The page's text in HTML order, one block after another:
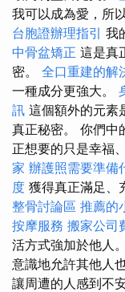
我可以成為愛，所
台胞證辦理指引 我
中骨盆矯正 這是真
密。 全口重建的解
一種成分更強大。
訊 這個額外的元素
真正秘密。 你們中
正想要的只是幸福
家 辦護照需要準備
度 獲得真正滿足、
整骨討論區 推薦的
按摩服務 搬家公司
活方式強加於他人
意識地允許其他人
讓周遭的人感到不